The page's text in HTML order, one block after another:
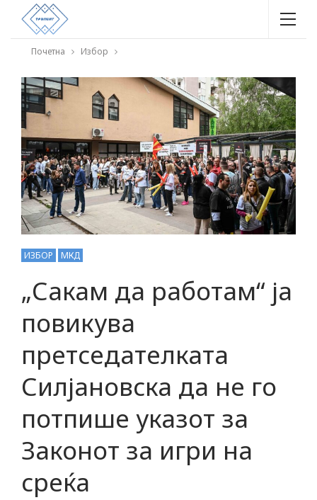
Почетна Избор
ИЗБОР МКД
„Сакам да работам“ ја
повикува
претседателката
Силјановска да не го
потпише указот за
Законот за игри на
среќа